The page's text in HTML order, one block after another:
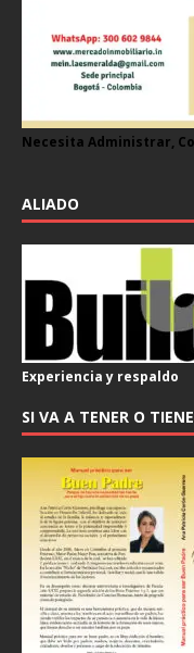
Necesita Administrar,
ALIADO
Experiencia y respaldo
SI VA A TENER O